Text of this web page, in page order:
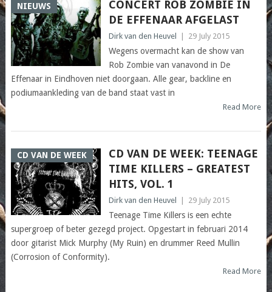
NIEUWS
CONCERT ROB ZOMBIE IN
DE EFFENAAR AFGELAST
Dirk van den Heuvel 29 July 2015
Wegens overmacht kan de show van
Rob Zombie van vanavond in De
Effenaar in Eindhoven niet doorgaan. Alle gear, backline en
podiumaankleding van de band staat vast in
Read More
CD VAN DE WEEK
CD VAN DE WEEK: TEENAGE
TIME KILLERS – GREATEST
HITS, VOL. 1
Dirk van den Heuvel 29 July 2015
Teenage Time Killers is een echte
supergroep of beter gezegd project. Opgestart in februari 2014
door gitarist Mick Murphy (My Ruin) en drummer Reed Mullin
(Corrosion of Conformity).
Read More